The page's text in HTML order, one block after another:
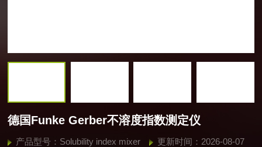
德国Funke Gerber不溶度指数测定仪
产品型号：Solubility index mixer 更新时间：2026-08-07